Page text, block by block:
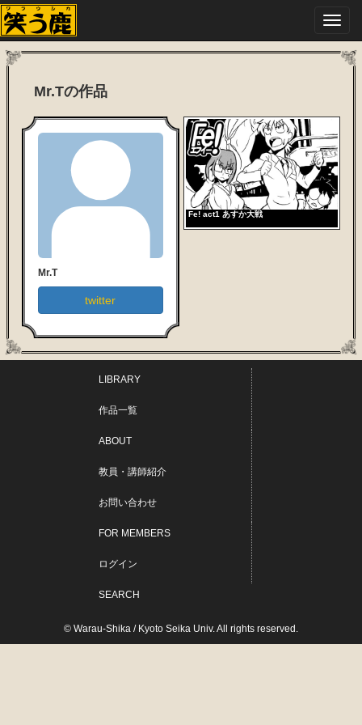
Mr.Tの作品
Mr.T
twitter
Fe! act1 あすか大戦
LIBRARY
作品一覧
ABOUT
教員・講師紹介
お問い合わせ
FOR MEMBERS
ログイン
SEARCH
© Warau-Shika / Kyoto Seika Univ. All rights reserved.